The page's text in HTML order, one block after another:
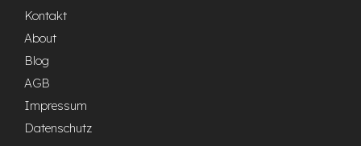
Kontakt
About
Blog
AGB
Impressum
Datenschutz